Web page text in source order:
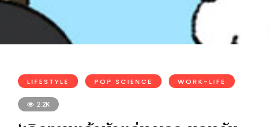
LIFESTYLE POP SCIENCE WORK-LIFE
2.2K